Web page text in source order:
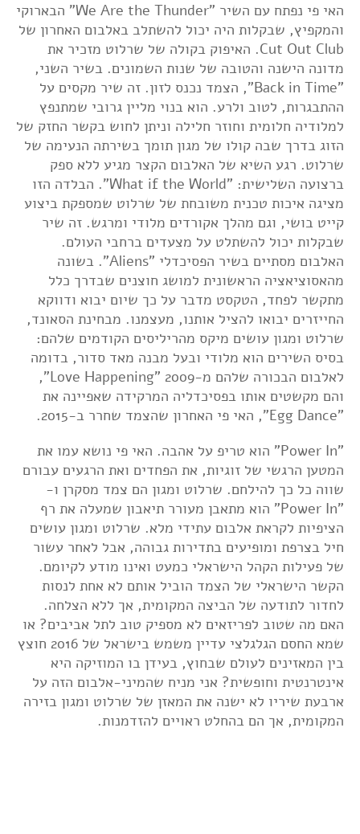
האי פי נפתח עם השיר "We Are the Thunder"
הבארוקי
והמקפיץ, שבקלות היה יכול להשתלב באלבום האחרון של
Cut Out Club. האיפוק בקולה של שרלוט מזכיר את
מדונה הישנה והטובה של שנות השמונים. בשיר השני,
"Back in Time", הצמד נכנס לזון. זה שיר מקסים על
ההתבגרות, לטוב ולרע. הוא בנוי מליין גרובי שמתנפץ
למלודיה חלומית וחוזר חלילה וניתן לחוש בקשר החזק של
הזוג בדרך שבה קולו של מגון תומך בשירתה הנעימה של
שרלוט. רגע השיא של האלבום הקצר מגיע ללא ספק
ברצועה השלישית: "What if the World". הבלדה הזו
מציגה איכות טכנית משובחת של שרלוט שמספקת ביצוע
קייט בושי, וגם מהלך אקורדים מלודי ומרגש. זה שיר
שבקלות יכול להשתלט על מצעדים ברחבי העולם.
האלבום מסתיים בשיר הפסיכדלי "Aliens". בשונה
מהאסוציאציה הראשונית למושג חוצנים שבדרך כלל
מתקשר לפחד, הטקסט מדבר על כך שיום יבוא ודווקא
החייזרים יבואו להציל אותנו, מעצמנו. מבחינת הסאונד,
שרלוט ומגון עושים מיקס מהריליסים הקודמים שלהם:
בסיס השירים הוא מלודי ובעל מבנה מאד סדור, בדומה
לאלבום הבכורה שלהם מ-2009 "Love Happening",
והם מקשטים אותו בפסיכדליה המרקידה שאפיינה את
"Egg Dance", האי פי האחרון שהצמד שחרר ב-2015.
"Power In" הוא טריפ על אהבה. האי פי נושא עמו את
המטען הרגשי של זוגיות, את הפחדים ואת הרגעים עבורם
שווה כל כך להילחם. שרלוט ומגון הם צמד מסקרן ו-
"Power In" הוא מתאבן מעורר תיאבון שמעלה את רף
הציפיות לקראת אלבום עתידי מלא. שרלוט ומגון עושים
חיל בצרפת ומופיעים בתדירות גבוהה, אבל לאחר עשור
של פעילות הקהל הישראלי כמעט ואינו מודע לקיומם.
הקשר הישראלי של הצמד הוביל אותם לא אחת לנסות
לחדור לתודעה של הביצה המקומית, אך ללא הצלחה.
האם מה שטוב לפריזאים לא מספיק טוב לתל אביבים? או
שמא החסם הגלגלצי עדיין משמש בישראל של 2016 חוצץ
בין המאזינים לעולם שבחוץ, בעידן בו המוזיקה היא
אינטרנטית וחופשית? אני מניח שהמיני-אלבום הזה על
ארבעת שיריו לא ישנה את המאזן של שרלוט ומגון בזירה
המקומית, אך הם בהחלט ראויים להזדמנות.